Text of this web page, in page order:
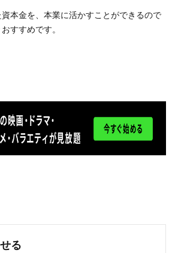
本金を、本業に活かすことができるので
すすめです。
る